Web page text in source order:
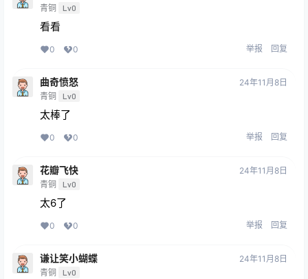
青铜 Lv0
看看
0 0 举报 回复
曲奇愤怒
青铜 Lv0
24年11月8日
太棒了
0 0 举报 回复
花瓣飞快
青铜 Lv0
24年11月8日
太6了
0 0 举报 回复
谦让笑小蝴蝶
青铜 Lv0
24年11月8日